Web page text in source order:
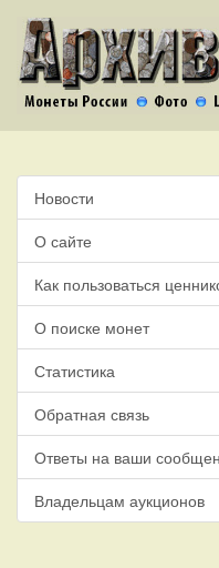
Новости
О сайте
Как пользоваться
О поиске монет
Статистика
Обратная связь
Ответы на ваши
Владельцам аукционов